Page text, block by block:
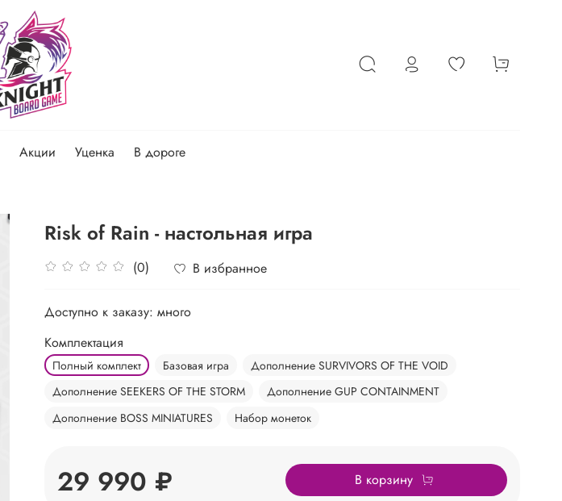
Акции Уценка
В дороге
Risk of Rain - настольная игра
(0) В избранное
Комплектация
Полный комплект Базовая игра
Дополнение SURVIVORS OF THE VOID
Дополнение SEEKERS OF THE STORM
Дополнение GUP CONTAINMENT
Дополнение BOSS MINIATURES
Набор монеток
Доступно к заказу: много
29 990 ₽ В корзину